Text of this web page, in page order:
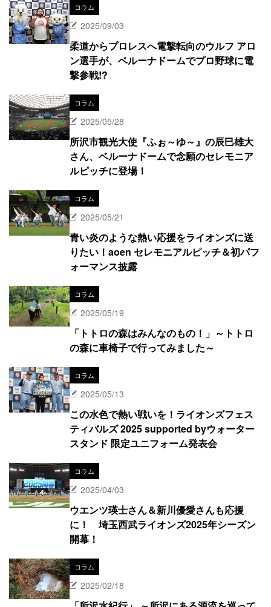
コラム
2025/09/03
柔道からプロレスへ電撃転向のウルフ アロ
ン選手が、ベルーナドームでプロ野球に電
撃参戦!?
コラム
2025/05/28
所沢市観光大使『ふぉ～ゆ～』の辰巳雄大
さん、ベルーナドームで念願のセレモニア
ルピッチに登場！
コラム
2025/05/21
青い炎のような熱い応援をライオンズに送
りたい！aoen セレモニアルピッチ＆初パフ
ォーマンス披露
コラム
2025/05/19
「トトロの森はみんなのもの！」～トトロ
の森に車椅子で行ってみました～
コラム
2025/05/13
この水色で熱い戦いを！ライオンズフェス
ティバルズ 2025 supported byウォーター
スタンド 限定ユニフォーム発表会
コラム
2025/04/03
ウエンツ瑛士さん＆新川優愛さんも応援
に！ 埼玉西武ライオンズ2025年シーズン
開幕！
コラム
2025/02/18